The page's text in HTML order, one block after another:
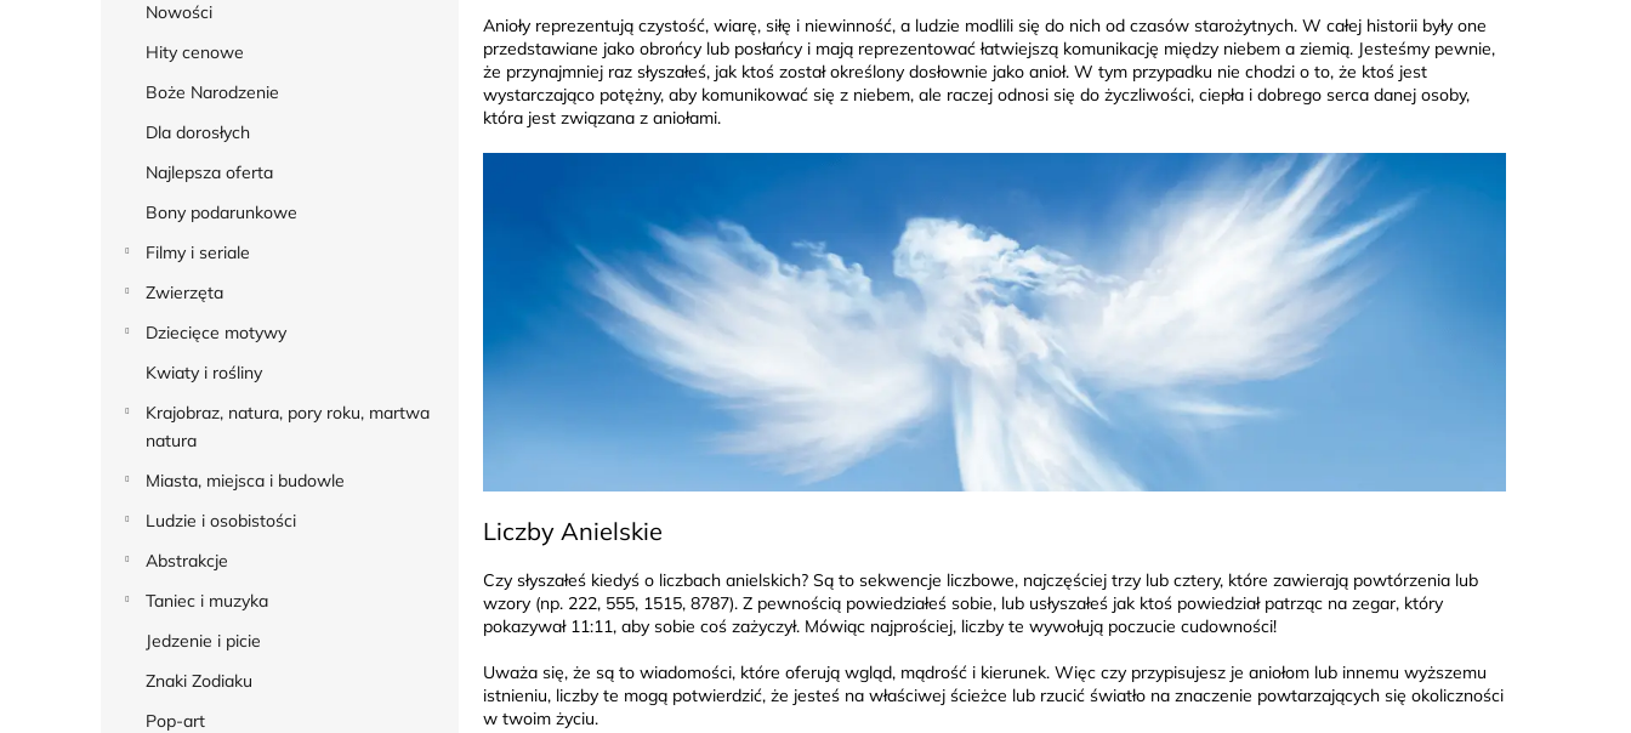
Nowości
Hity cenowe
Boże Narodzenie
Dla dorosłych
Najlepsza oferta
Bony podarunkowe
Filmy i seriale
Zwierzęta
Dziecięce motywy
Kwiaty i rośliny
Krajobraz, natura, pory roku, martwa
natura
Miasta, miejsca i budowle
Ludzie i osobistości
Abstrakcje
Taniec i muzyka
Jedzenie i picie
Znaki Zodiaku
Pop-art
Anioły reprezentują czystość, wiarę, siłę i niewinność, a ludzie modlili się do nich od czasów starożytnych. W całej historii były one
przedstawiane jako obrońcy lub posłańcy i mają reprezentować łatwiejszą komunikację między niebem a ziemią. Jesteśmy pewnie,
że przynajmniej raz słyszałeś, jak ktoś został określony dosłownie jako anioł. W tym przypadku nie chodzi o to, że ktoś jest
wystarczająco potężny, aby komunikować się z niebem, ale raczej odnosi się do życzliwości, ciepła i dobrego serca danej osoby,
która jest związana z aniołami.
Liczby Anielskie
Czy słyszałeś kiedyś o liczbach anielskich? Są to sekwencje liczbowe, najczęściej trzy lub cztery, które zawierają powtórzenia lub
wzory (np. 222, 555, 1515, 8787). Z pewnością powiedziałeś sobie, lub usłyszałeś jak ktoś powiedział patrząc na zegar, który
pokazywał 11:11, aby sobie coś zażyczył. Mówiąc najprościej, liczby te wywołują poczucie cudowności!
Uważa się, że są to wiadomości, które oferują wgląd, mądrość i kierunek. Więc czy przypisujesz je aniołom lub innemu wyższemu
istnieniu, liczby te mogą potwierdzić, że jesteś na właściwej ścieżce lub rzucić światło na znaczenie powtarzających się okoliczności
w twoim życiu.